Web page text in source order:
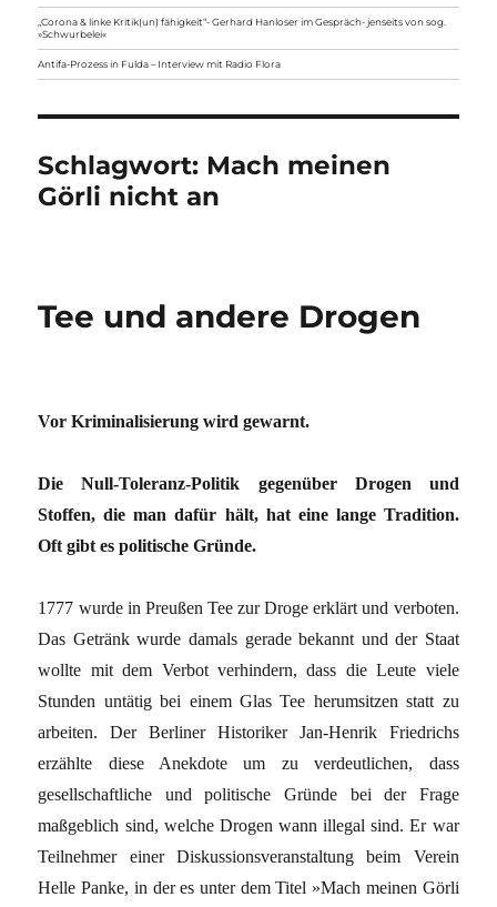
„Corona & linke Kritik(un) fähigkeit“- Gerhard Hanloser im Gespräch- jenseits von sog.
»Schwurbelei«
Antifa-Prozess in Fulda – Interview mit Radio Flora
Schlagwort: Mach meinen
Görli nicht an
Tee und andere Drogen
Vor Kriminalisierung wird gewarnt.
Die Null-Toleranz-Politik gegenüber Drogen und
Stoffen, die man dafür hält, hat eine lange Tradition.
Oft gibt es politische Gründe.
1777 wurde in Preußen Tee zur Droge erklärt und verboten.
Das Getränk wurde damals gerade bekannt und der Staat
wollte mit dem Verbot verhindern, dass die Leute viele
Stunden untätig bei einem Glas Tee herumsitzen statt zu
arbeiten. Der Berliner Historiker Jan-Henrik Friedrichs
erzählte diese Anekdote um zu verdeutlichen, dass
gesellschaftliche und politische Gründe bei der Frage
maßgeblich sind, welche Drogen wann illegal sind. Er war
Teilnehmer einer Diskussionsveranstaltung beim Verein
Helle Panke, in der es unter dem Titel »Mach meinen Görli